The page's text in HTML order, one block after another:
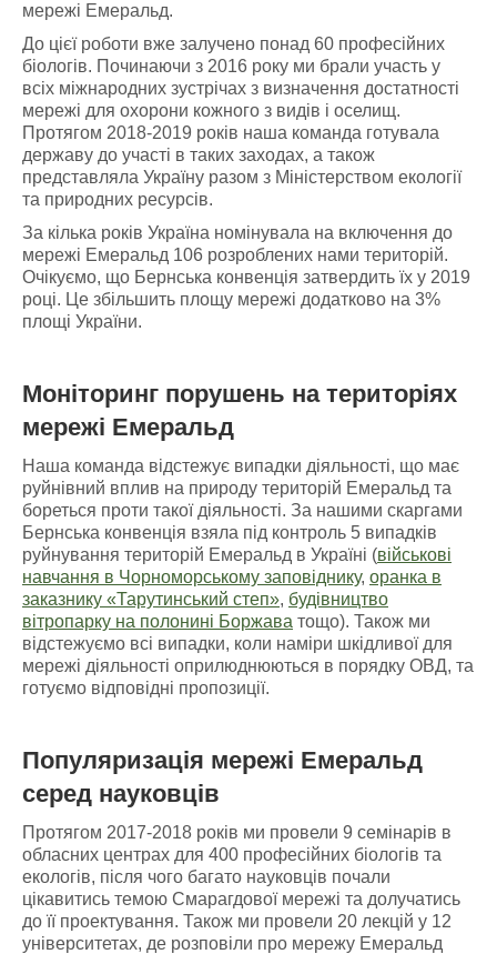
мережі Емеральд.
До цієї роботи вже залучено понад 60 професійних
біологів. Починаючи з 2016 року ми брали участь у
всіх міжнародних зустрічах з визначення достатності
мережі для охорони кожного з видів і оселищ.
Протягом 2018-2019 років наша команда готувала
державу до участі в таких заходах, а також
представляла Україну разом з Міністерством екології
та природних ресурсів.
За кілька років Україна номінувала на включення до
мережі Емеральд 106 розроблених нами територій.
Очікуємо, що Бернська конвенція затвердить їх у 2019
році. Це збільшить площу мережі додатково на 3%
площі України.
Моніторинг порушень натериторіях
мережі Емеральд
Наша команда відстежує випадки діяльності, що має
руйнівний вплив на природу територій Емеральд та
бореться проти такої діяльності. За нашими скаргами
Бернська конвенція взяла під контроль 5 випадків
руйнування територій Емеральд в Україні (військові
навчання в Чорноморському заповіднику, оранка в
заказнику «Тарутинський степ», будівництво
вітропарку на полонині Боржава тощо). Також ми
відстежуємо всі випадки, коли наміри шкідливої для
мережі діяльності оприлюднюються в порядку ОВД, та
готуємо відповідні пропозиції.
Популяризація мережі Емеральд
серед науковців
Протягом 2017-2018 років ми провели 9 семінарів в
обласних центрах для 400 професійних біологів та
екологів, після чого багато науковців почали
цікавитись темою Смарагдової мережі та долучатись
до її проектування. Також ми провели 20 лекцій у 12
університетах, де розповіли про мережу Емеральд